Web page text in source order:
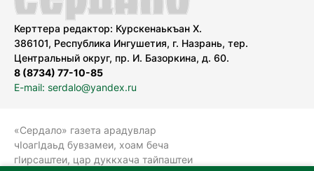
Керттера редактор: Курскенаькъан Х.
386101, Республика Ингушетия, г. Назрань, тер.
Центральный округ, пр. И. Базоркина, д. 60.
8 (8734) 77-10-85
E-mail: serdalo@yandex.ru
«Сердало» газета арадувлар
чIоагIдаьд бувзамеи, хоам беча
гIирсаштеи, цар дуккхача тайпаштеи